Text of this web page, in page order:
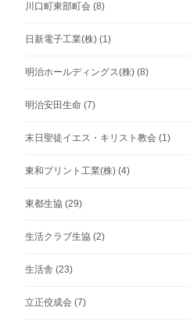
川口町東部町会 (8)
日新電子工業(株) (1)
明治ホールディングス(株) (8)
明治安田生命 (7)
末日聖徒イエス・キリスト教会 (1)
東和プリント工業(株) (4)
東都生協 (29)
生活クラブ生協 (2)
生活舎 (23)
立正佼成会 (7)